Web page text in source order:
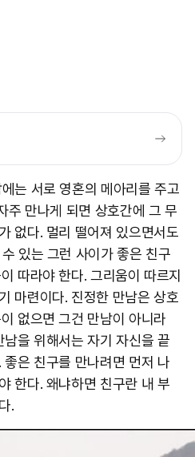
는 서로 영혼의 메아리를 주고
주 만나게 되면 상호간에 그 무
없다. 멀리 떨어져 있으면서도
있는 그런 사이가 좋은 친구
따라야 한다. 그리움이 따르지
마련이다. 진정한 만남은 상호
없으면 그건 만남이 아니라
을 위해서는 자기 자신을 끝
은 친구를 만나려면 먼저 나
한다. 왜냐하면 친구란 내 부
.